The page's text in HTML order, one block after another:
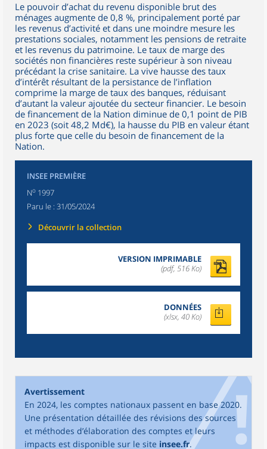
Le pouvoir d’achat du revenu disponible brut des
ménages augmente de 0,8 %, principalement porté par
les revenus d’activité et dans une moindre mesure les
prestations sociales, notamment les pensions de retraite
et les revenus du patrimoine. Le taux de marge des
sociétés non financières reste supérieur à son niveau
précédant la crise sanitaire. La vive hausse des taux
d’intérêt résultant de la persistance de l’inflation
comprime la marge de taux des banques, réduisant
d’autant la valeur ajoutée du secteur financier. Le besoin
de financement de la Nation diminue de 0,1 point de PIB
en 2023 (soit 48,2 Md€), la hausse du PIB en valeur étant
plus forte que celle du besoin de financement de la
Nation.
INSEE PREMIÈRE
No 1997
Paru le : 31/05/2024
Découvrir la collection
VERSION IMPRIMABLE
(pdf, 516 Ko)
DONNÉES
(xlsx, 40 Ko)
Avertissement
En 2024, les comptes nationaux passent en base 2020.
Une présentation détaillée des révisions des sources
et méthodes d’élaboration des comptes et leurs
impacts est disponible sur le site insee.fr.